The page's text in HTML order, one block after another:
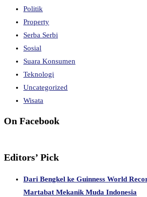
Politik
Property
Serba Serbi
Sosial
Suara Konsumen
Teknologi
Uncategorized
Wisata
On Facebook
Editors’ Pick
Dari Bengkel ke Guinness World
Martabat Mekanik Muda Indonesia